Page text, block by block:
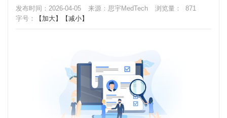
发布时间：2026-04-05 来源：思宇MedTech 浏览量：
871
字号：
【加大】 【减小】